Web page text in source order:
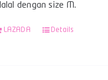
dengan size M.
LAZADA Details